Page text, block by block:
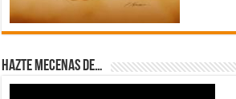
Hazte Mecenas de…